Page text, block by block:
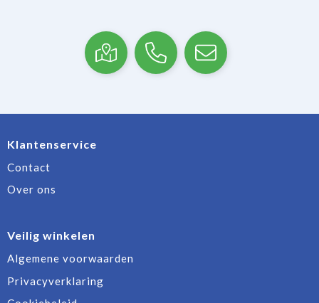
Klantenservice
Contact
Over ons
Veilig winkelen
Algemene voorwaarden
Privacyverklaring